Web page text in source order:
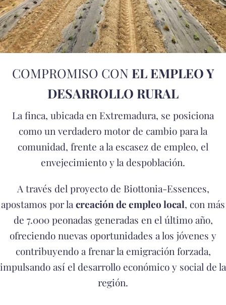
COMPROMISO CON EL EMPLEO Y
DESARROLLO RURAL
La finca, ubicada en Extremadura, se posiciona
como un verdadero motor de cambio para la
comunidad, frente a la escasez de empleo, el
envejecimiento y la despoblación.
A través del proyecto de Biottonia-Essences,
apostamos por la creación de empleo local, con más
de 7.000 peonadas generadas en el último año,
ofreciendo nuevas oportunidades a los jóvenes y
contribuyendo a frenar la emigración forzada,
impulsando así el desarrollo económico y social de la
región.